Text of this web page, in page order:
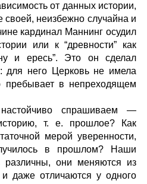
от данных истории,
своей, неизбежно случайна и
кардинал Маннинг осудил
или к “древности” как
и ересь”. Это он сделал
для него Церковь не имела
пребывает в непреходящем
спрашиваем —
историю, т. е. прошлое? Как
мерой уверенности,
в прошлом? Наши
различны, они меняются из
даже отличаются у одного